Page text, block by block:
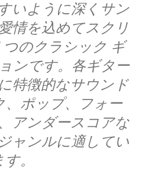
いように深くサン
情を込めてスクリ
つのクラシック ギ
ンです。各ギター
特徴的なサウンド
、ポップ、フォー
アンダースコアな
ャンルに適してい
す。